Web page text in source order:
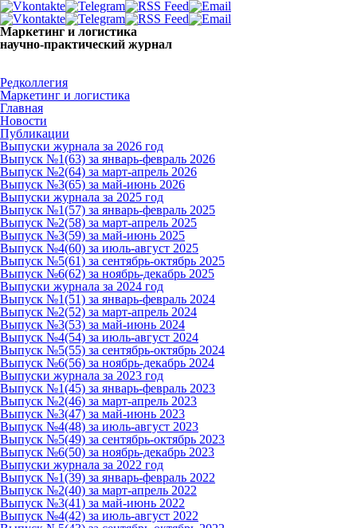
Маркетинг и логистика
научно-практический журнал
Редколлегия
Маркетинг и логистика
Главная
Новости
Публикации
Выпуски журнала за 2026 год
Выпуск №1(63) за январь-февраль 2026
Выпуск №2(64) за март-апрель 2026
Выпуск №3(65) за май-июнь 2026
Выпуски журнала за 2025 год
Выпуск №1(57) за январь-февраль 2025
Выпуск №2(58) за март-апрель 2025
Выпуск №3(59) за май-июнь 2025
Выпуск №4(60) за июль-август 2025
Выпуск №5(61) за сентябрь-октябрь 2025
Выпуск №6(62) за ноябрь-декабрь 2025
Выпуски журнала за 2024 год
Выпуск №1(51) за январь-февраль 2024
Выпуск №2(52) за март-апрель 2024
Выпуск №3(53) за май-июнь 2024
Выпуск №4(54) за июль-август 2024
Выпуск №5(55) за сентябрь-октябрь 2024
Выпуск №6(56) за ноябрь-декабрь 2024
Выпуски журнала за 2023 год
Выпуск №1(45) за январь-февраль 2023
Выпуск №2(46) за март-апрель 2023
Выпуск №3(47) за май-июнь 2023
Выпуск №4(48) за июль-август 2023
Выпуск №5(49) за сентябрь-октябрь 2023
Выпуск №6(50) за ноябрь-декабрь 2023
Выпуски журнала за 2022 год
Выпуск №1(39) за январь-февраль 2022
Выпуск №2(40) за март-апрель 2022
Выпуск №3(41) за май-июнь 2022
Выпуск №4(42) за июль-август 2022